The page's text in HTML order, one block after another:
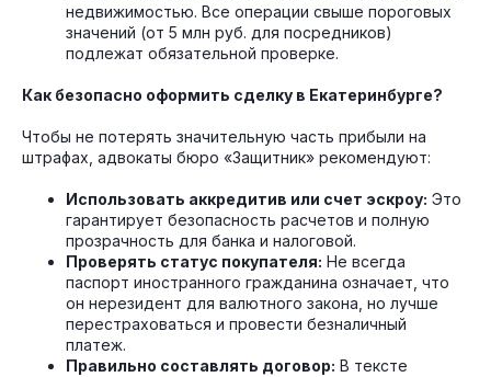
недвижимостью. Все операции свыше пороговых
значений (от 5 млн руб. для посредников)
подлежат обязательной проверке.
Как безопасно оформить сделку в Екатеринбурге?
Чтобы не потерять значительную часть прибыли на
штрафах, адвокаты бюро «Защитник» рекомендуют:
Использовать аккредитив или счет эскроу: Это
гарантирует безопасность расчетов и полную
прозрачность для банка и налоговой.
Проверять статус покупателя: Не всегда
паспорт иностранного гражданина означает, что
он нерезидент для валютного закона, но лучше
перестраховаться и провести безналичный
платеж.
Правильно составлять договор: В тексте